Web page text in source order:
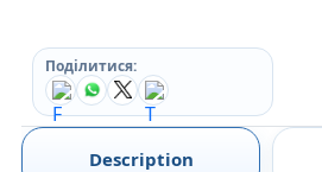
Поділитися:
Description